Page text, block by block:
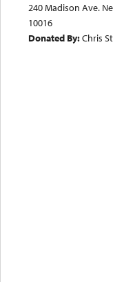
240 Madison Ave.
10016
Donated By:Chris